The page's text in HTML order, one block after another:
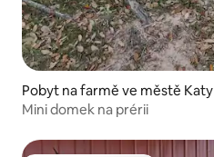
Pobyt na farmě ve městě Katy
Mini domek na prérii